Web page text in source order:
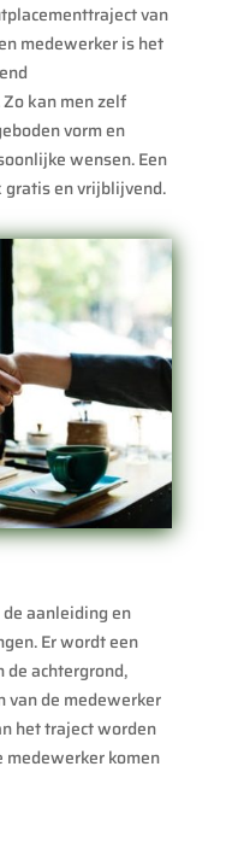
van
medewerker is het
kan men zelf
vorm en
wensen. Een
gratis en vrijblijvend.
aanleiding en
Er wordt een
achtergrond,
van de medewerker
het traject worden
komen